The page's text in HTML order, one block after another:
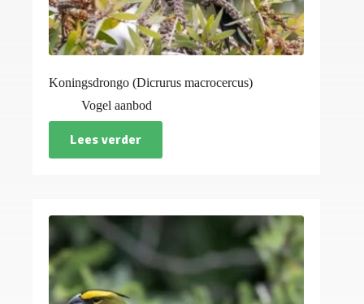
Koningsdrongo (Dicrurus macrocercus)
Vogel aanbod
Lees verder